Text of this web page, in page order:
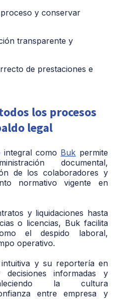
y conservar
transparente y
de prestaciones e
los procesos
legal
como Buk permite
documental,
de los colaboradores y
normativo vigente en
y liquidaciones hasta
o licencias, Buk facilita
el despido laboral,
operativo.
y su reportería en
informadas y
la cultura
entre empresa y